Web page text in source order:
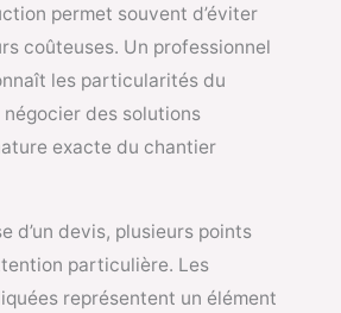
permet souvent d’éviter
coûteuses. Un professionnel
les particularités du
des solutions
exacte du chantier
d’un devis, plusieurs points
particulière. Les
représentent un élément